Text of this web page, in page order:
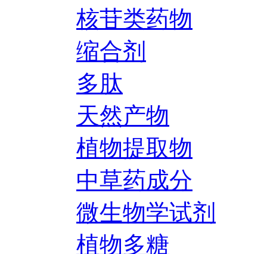
核苷类药物
缩合剂
多肽
天然产物
植物提取物
中草药成分
微生物学试剂
植物多糖